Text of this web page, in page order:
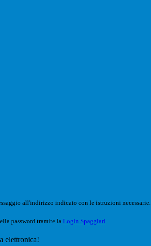
all'indirizzo indicato con le istruzioni necessarie.
password tramite la Login Spaggiari
elettronica!